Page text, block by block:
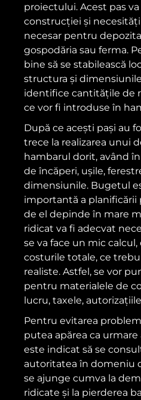
proiectului. Acest pas
construcției și
necesar pentru
gospodăria sau ferma.
bine să se stabilească
structura și
identifice cantitățile de
ce vor fi introduse în
După ce acești pași au
trece la realizarea unui
hambarul dorit, având
de încăperi, ușile,
dimensiunile. Bugetul
importantă a planificării
de el depinde în mare
ridicat va fi adecvat
se va face un mic
costurile totale, ce
realiste. Astfel, se vor
pentru materialele de
lucru, taxele,
Pentru evitarea
putea apărea ca
este indicat să se
autoritatea în domeniu
se ajunge cumva la
ridicate și la pierderea